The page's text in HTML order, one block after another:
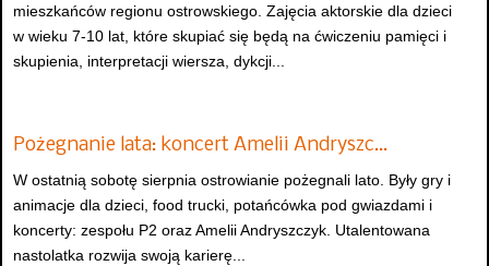
mieszkańców regionu ostrowskiego. Zajęcia aktorskie dla dzieci
w wieku 7-10 lat, które skupiać się będą na ćwiczeniu pamięci i
skupienia, interpretacji wiersza, dykcji...
Pożegnanie lata: koncert Amelii Andryszc…
W ostatnią sobotę sierpnia ostrowianie pożegnali lato. Były gry i
animacje dla dzieci, food trucki, potańcówka pod gwiazdami i
koncerty: zespołu P2 oraz Amelii Andryszczyk. Utalentowana
nastolatka rozwija swoją karierę...